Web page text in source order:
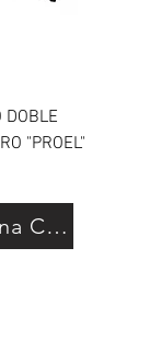
DOBLE
"PROEL"
Solicita una Cotización